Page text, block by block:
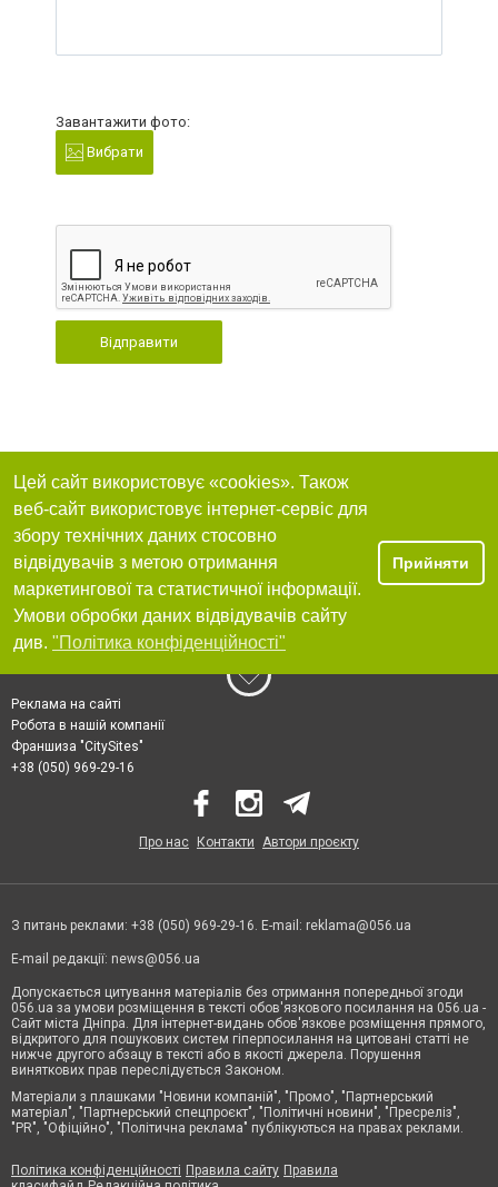
Завантажити фото:
Вибрати
Відправити
Цей сайт використовує «cookies». Також
веб-сайт використовує інтернет-сервіс для
збору технічних даних стосовно
відвідувачів з метою отримання
маркетингової та статистичної інформації.
Умови обробки даних відвідувачів сайту
див. "Політика конфіденційності"
Прийняти
Реклама на сайті
Робота в нашій компанії
Франшиза "CitySites"
+38 (050) 969-29-16
Про нас Контакти Автори проєкту
З питань реклами: +38 (050) 969-29-16. E-mail: reklama@056.ua
E-mail редакції: news@056.ua
Допускається цитування матеріалів без отримання попередньої згоди
056.ua за умови розміщення в тексті обов'язкового посилання на 056.ua -
Сайт міста Дніпра. Для інтернет-видань обов'язкове розміщення прямого,
відкритого для пошукових систем гіперпосилання на цитовані статті не
нижче другого абзацу в тексті або в якості джерела. Порушення
виняткових прав переслідується Законом.
Матеріали з плашками "Новини компаній", "Промо", "Партнерський
матеріал", "Партнерський спецпроєкт", "Політичні новини", "Пресреліз",
"PR", "Офіційно", "Політична реклама" публікуються на правах реклами.
Політика конфіденційності Правила сайту Правила